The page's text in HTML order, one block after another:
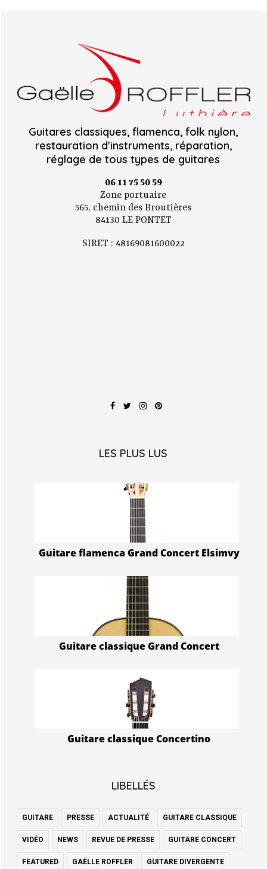
Guitares classiques, flamenca, folk nylon,
restauration d'instruments, réparation,
réglage de tous types de guitares
06 11 75 50 59
Zone portuaire
565, chemin des Broutières
84130 LE PONTET
SIRET : 48169081600022
LES PLUS LUS
Guitare flamenca Grand Concert Elsimvy
Guitare classique Grand Concert
Guitare classique Concertino
LIBELLÉS
GUITARE PRESSE ACTUALITÉ GUITARE CLASSIQUE
VIDÉO NEWS REVUE DE PRESSE GUITARE CONCERT
FEATURED GAËLLE ROFFLER GUITARE DIVERGENTE